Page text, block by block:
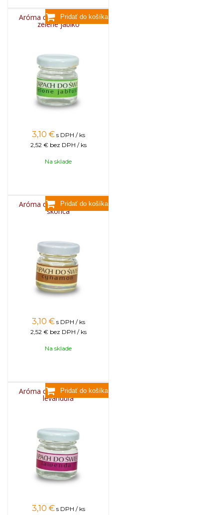
Aróma do sviečok, 25g -
zelené jablko
3,10 € s DPH / ks
2,52 € bez DPH / ks
Na sklade
Aróma do sviečok, 25g -
škorica
3,10 € s DPH / ks
2,52 € bez DPH / ks
Na sklade
Aróma do sviečok, 25g -
levanduľa
3,10 € s DPH / ks